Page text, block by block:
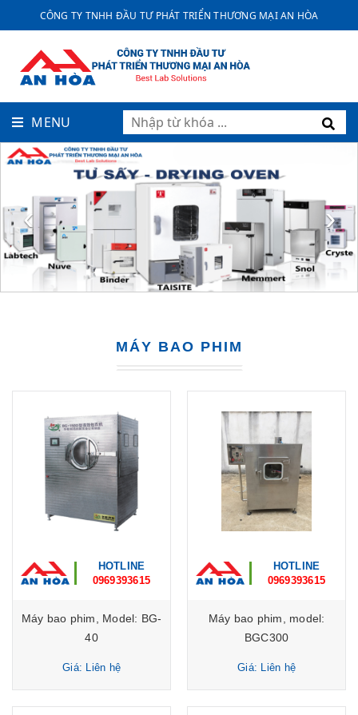
CÔNG TY TNHH ĐẦU TƯ PHÁT TRIỂN THƯƠNG MẠI AN HÒA
MENU
‹ ›
MÁY BAO PHIM
HOTLINE
0969393615
Máy bao phim, Model: BG-
40
Giá: Liên hệ
HOTLINE
0969393615
Máy bao phim, model:
BGC300
Giá: Liên hệ